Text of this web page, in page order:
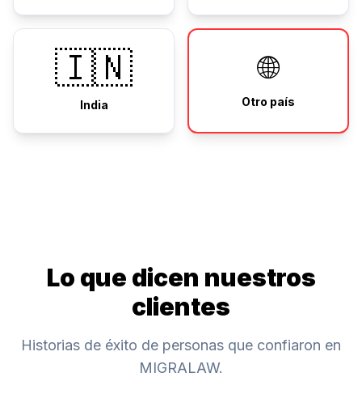
🇮🇳
India
🌐
Otro país
Lo que dicen nuestros
clientes
Historias de éxito de personas que confiaron en
MIGRALAW.